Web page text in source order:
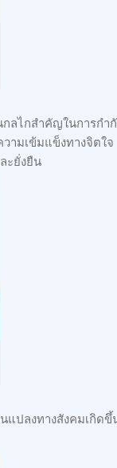
ลไกสำคัญในการกำ
มเข้มแข็งทางจิตใ
ะยั่งยืน
ปลงทางสังคมเกิดขึ้